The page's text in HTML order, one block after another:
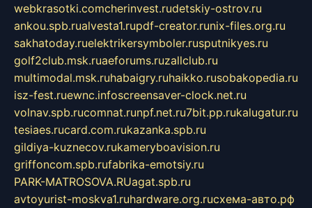
webkrasotki.comcherinvest.rudetskiy-ostrov.ru
ankou.spb.rualvesta1.rupdf-creator.runix-files.org.ru
sakhatoday.ruelektrikersymboler.rusputnikyes.ru
golf2club.msk.ruaeforums.ruzallclub.ru
multimodal.msk.ruhabaigry.ruhaikko.rusobakopedia.ru
isz-fest.ruewnc.infoscreensaver-clock.net.ru
volnav.spb.rucomnat.runpf.net.ru7bit.pp.rukalugatur.ru
tesiaes.rucard.com.rukazanka.spb.ru
gildiya-kuznecov.rukameryboavision.ru
griffoncom.spb.rufabrika-emotsiy.ru
PARK-MATROSOVA.RUagat.spb.ru
avtoyurist-moskva1.ruhardware.org.ruсхема-авто.рф